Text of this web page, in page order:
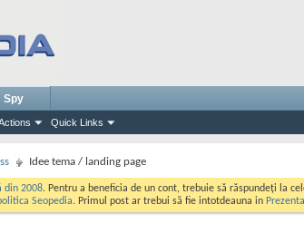
Quick Links
Spy
Idee tema / landing page
din 2008. Pentru a beneficia de un cont, trebuie să răspundeți la
Seopedia. Primul post ar trebui să fie intotdeauna in